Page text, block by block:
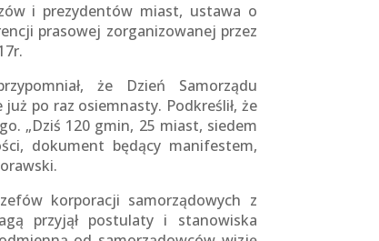
i prezydentów miast, ustawa o
prasowej zorganizowanej przez
że Dzień Samorządu
po raz osiemnasty. Podkreślił, że
„Dziś 120 gmin, 25 miast, siedem
dokument będący manifestem,
korporacji samorządowych z
przyjął postulaty i stanowiska